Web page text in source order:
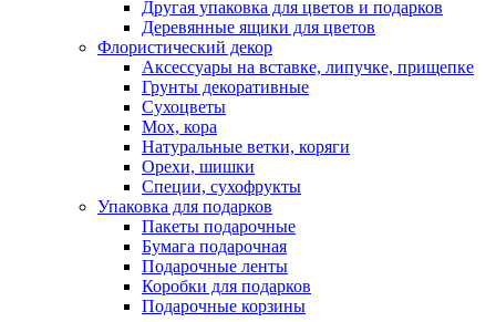
Другая упаковка для цветов и подарков
Деревянные ящики для цветов
Флористический декор
Аксессуары на вставке, липучке, прищепке
Грунты декоративные
Сухоцветы
Мох, кора
Натуральные ветки, коряги
Орехи, шишки
Специи, сухофрукты
Упаковка для подарков
Пакеты подарочные
Бумага подарочная
Подарочные ленты
Коробки для подарков
Подарочные корзины